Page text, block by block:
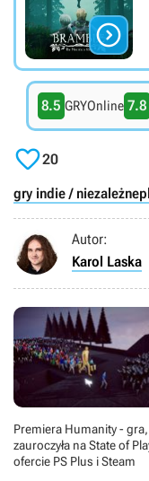

8.5 GRYOnline 7.8
20
gry indie / niezależne
Autor:
Karol Laska
Premiera Humanity -
zauroczyła na State of
ofercie PS Plus i Steam